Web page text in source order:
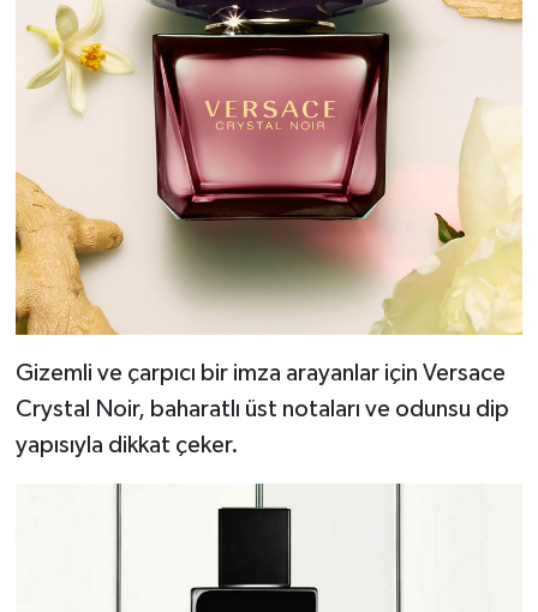
Gizemli ve çarpıcı bir imza arayanlar için Versace
Crystal Noir, baharatlı üst notaları ve odunsu dip
yapısıyla dikkat çeker.